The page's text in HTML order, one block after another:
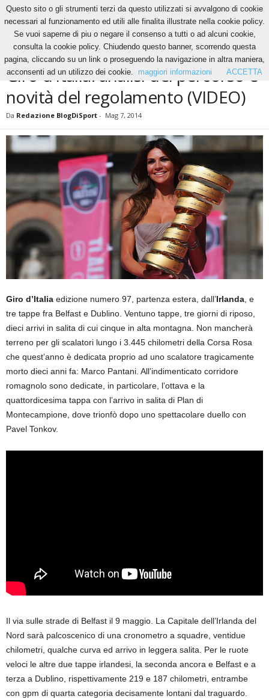
Ciclismo Giro d’Italia: analisi del percorso e novità del regolamento (VIDEO)
CICLISMO NEWS
Giro d’Italia: analisi del percorso e
novità del regolamento (VIDEO)
Da Redazione BlogDiSport - Mag 7, 2014
Giro d’Italia edizione numero 97, partenza estera, dall’Irlanda , e
tre tappe fra Belfast e Dublino. Ventuno tappe, tre giorni di riposo,
dieci arrivi in salita di cui cinque in alta montagna. Non mancherà
terreno per gli scalatori lungo i 3.445 chilometri della Corsa Rosa
che quest’anno è dedicata proprio ad uno scalatore tragicamente
morto dieci anni fa: Marco Pantani. All’indimenticato corridore
romagnolo sono dedicate, in particolare, l’ottava e la
quattordicesima tappa con l’arrivo in salita di Plan di
Montecampione, dove trionfò dopo uno spettacolare duello con
Pavel Tonkov.
Il via sulle strade di Belfast il 9 maggio. La Capitale dell’Irlanda del
Nord sarà palcoscenico di una cronometro a squadre, ventidue
chilometri, qualche curva ed arrivo in leggera salita. Per le ruote
veloci le altre due tappe irlandesi, la seconda ancora e Belfast e a
terza a Dublino, rispettivamente 219 e 187 chilometri, entrambe
con gpm di quarta categoria decisamente lontani dal traguardo.
Questo sito o gli strumenti terzi da questo utilizzati si avvalgono di cookie
necessari al funzionamento ed utili alle finalita illustrate nella cookie policy.
Se vuoi saperne di piu o negare il consenso a tutti o ad alcuni cookie,
consulta la cookie policy. Chiudendo questo banner, scorrendo questa
pagina, cliccando su un link o proseguendo la navigazione in altra maniera,
acconsenti ad un utilizzo dei cookie.
maggiori informazioni ACCETTA